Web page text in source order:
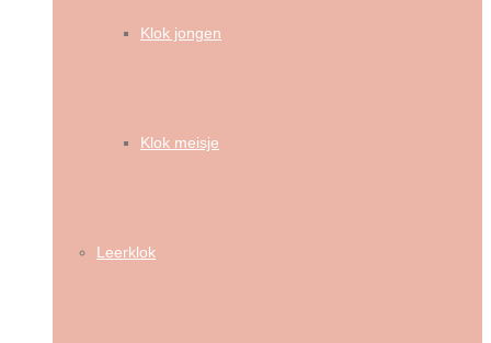
Klok jongen
Klok meisje
Leerklok